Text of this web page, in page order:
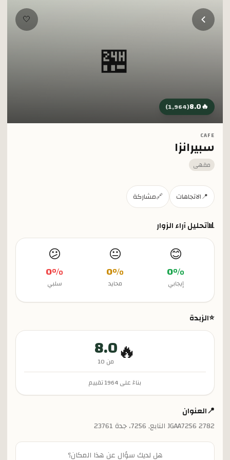
تخطي إلى المحتوى الرئيسي
🏪
🤍
🔥
8.0
(
1,964
)
CAFE
سبيرانزا
مقهى
📍الاتجاهات 🔗مشاركة
📊تحليل آراء الزوار
😊
0%
إيجابي
😐
0%
محايد
😕
0%
سلبي
⭐الزبدة
🔥
8.0
من 10
بناءً على1964تقييم
📍العنوان
JGAA7256 2782 النابع, 7256، جدة 23761
هل لديك سؤال عن هذا المكان؟